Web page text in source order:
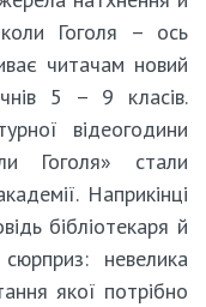
Гоголя – ось
читачам новий
5 – 9 класів.
відеогодини
Гоголя» стали
Наприкінці
бібліотекаря й
невелика
якої потрібно